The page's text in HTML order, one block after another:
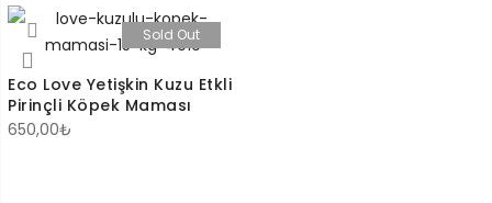
Sold Out
Eco Love Yetişkin Kuzu Etkli
Pirinçli Köpek Maması
650,00₺